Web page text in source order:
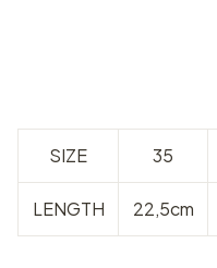
SIZE 35
LENGTH 22,5cm